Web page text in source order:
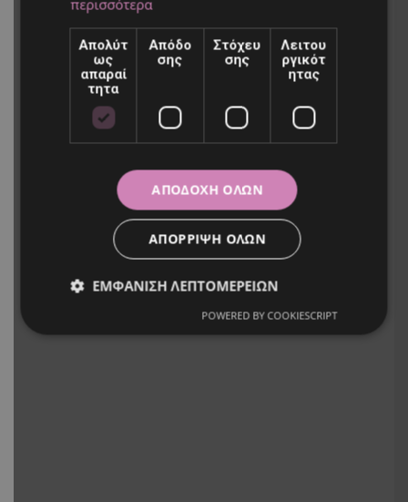
περισσότερα
Απολύτ
ως
απαραί
τητα
Απόδο
σης
Στόχευ
σης
Λειτου
ργικότ
ητας
ΑΠΟΔΟΧΉ ΌΛΩΝ
ΑΠΌΡΡΙΨΗ ΌΛΩΝ
ΕΜΦΆΝΙΣΗ ΛΕΠΤΟΜΕΡΕΙΏΝ
POWERED BY COOKIESCRIPT